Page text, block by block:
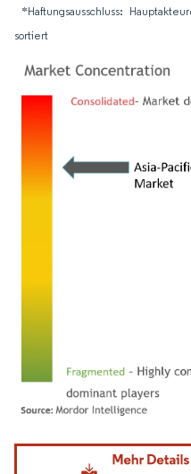
*Haftungsausschluss:
sortiert
Bild © Mordor Intelligence.